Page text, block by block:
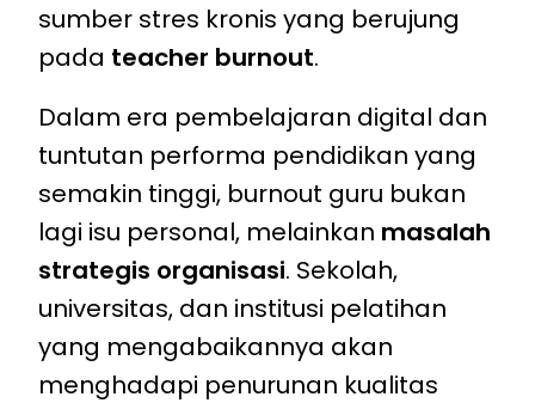
sumber stres kronis yang berujung
pada teacher burnout.
Dalam era pembelajaran digital dan
tuntutan performa pendidikan yang
semakin tinggi, burnout guru bukan
lagi isu personal, melainkan masalah
strategis organisasi. Sekolah,
universitas, dan institusi pelatihan
yang mengabaikannya akan
menghadapi penurunan kualitas